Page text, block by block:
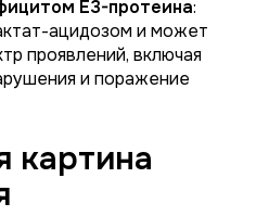
Е3-протеина:
ацидозом и может
проявлений, включая
и поражение
картина